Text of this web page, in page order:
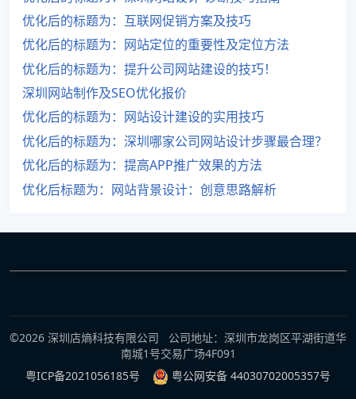
优化后的标题为：互联网促销方案及技巧
优化后的标题为：网站定位的重要性及定位方法
优化后的标题为：提升公司网站建设的技巧！
深圳网站制作及SEO优化报价
优化后的标题为：网站设计建设的实用技巧
优化后的标题为：深圳哪家公司网站设计步骤最合理？
优化后的标题为：提高APP推广效果的方法
优化后标题为：网站背景设计：创意思路解析
©2026 深圳店熵科技有限公司 公司地址：深圳市龙岗区平湖街道华
南城1号交易广场4F091
粤ICP备2021056185号
粤公网安备 44030702005357号